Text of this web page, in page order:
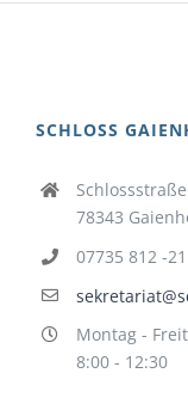
SCHLOSS
78343
07735 812 -
Montag -
8:00 - 12:30